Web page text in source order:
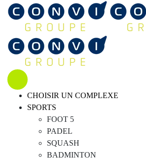
CHOISIR UN COMPLEXE
SPORTS
FOOT 5
PADEL
SQUASH
BADMINTON